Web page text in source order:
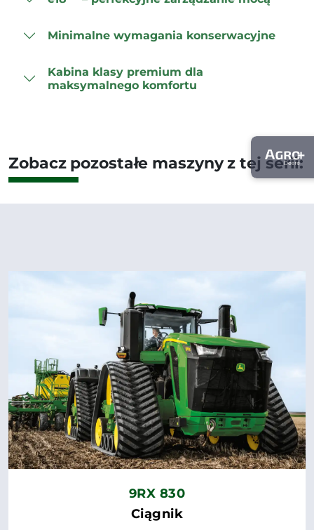
Minimalne wymagania konserwacyjne
Kabina klasy premium dla
maksymalnego komfortu
Zobacz pozostałe maszyny z tej serii:
9RX 830
Ciągnik